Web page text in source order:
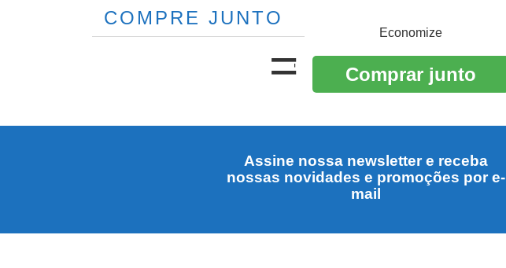
COMPRE JUNTO
Economize
Comprar junto
Assine nossa newsletter e receba
nossas novidades e promoções por e-
mail